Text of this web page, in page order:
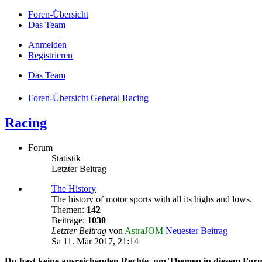
Foren-Übersicht
Das Team
Anmelden
Registrieren
Das Team
Foren-Übersicht General Racing
Racing
Forum
Statistik
Letzter Beitrag
The History
The history of motor sports with all its highs and lows.
Themen: 142
Beiträge: 1030
Letzter Beitrag von AstraJOM Neuester Beitrag
Sa 11. Mär 2017, 21:14